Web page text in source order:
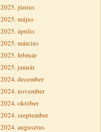
2025. június
2025. május
2025. április
2025. március
2025. február
2025. január
2024. december
2024. november
2024. október
2024. szeptember
2024. augusztus